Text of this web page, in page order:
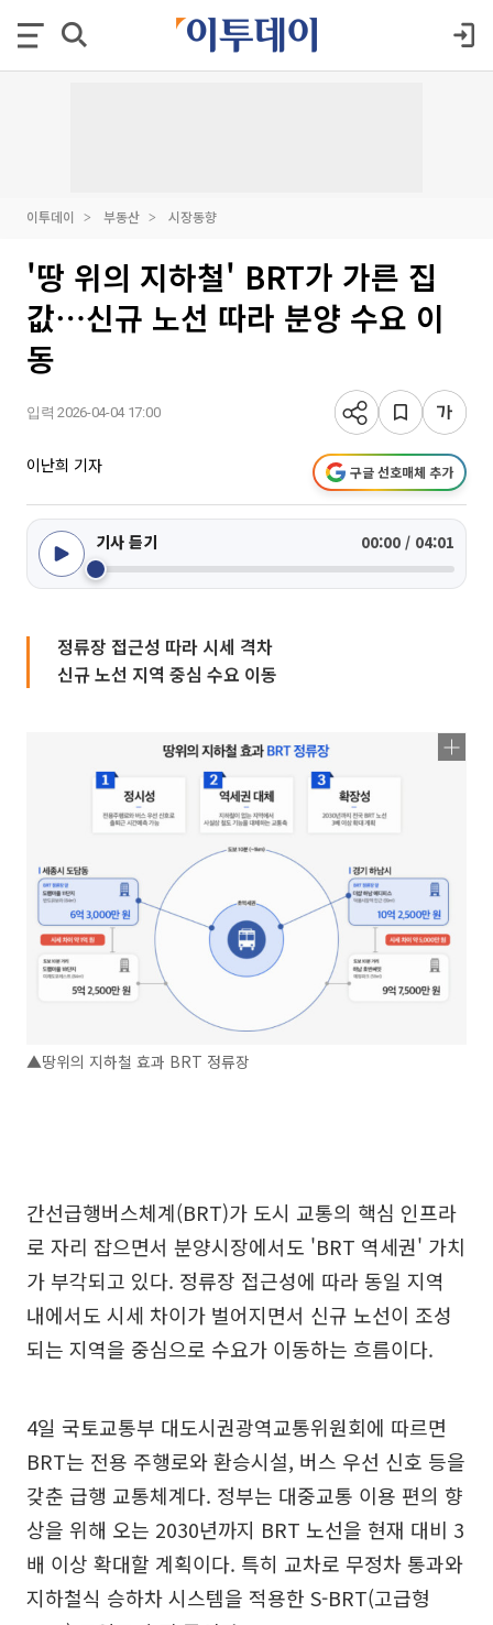
이투데이 부동산 시장동향
'땅 위의 지하철' BRT가 가른 집
값⋯신규 노선 따라 분양 수요 이
동
입력 2026-04-04 17:00
이난희 기자 구글 선호매체 추가
기사 듣기 00:00 / 04:01
정류장 접근성 따라 시세 격차
신규 노선 지역 중심 수요 이동
▲땅위의 지하철 효과 BRT 정류장
간선급행버스체계(BRT)가 도시 교통의 핵심 인프라
로 자리 잡으면서 분양시장에서도 'BRT 역세권' 가치
가 부각되고 있다. 정류장 접근성에 따라 동일 지역
내에서도 시세 차이가 벌어지면서 신규 노선이 조성
되는 지역을 중심으로 수요가 이동하는 흐름이다.
4일 국토교통부 대도시권광역교통위원회에 따르면
BRT는 전용 주행로와 환승시설, 버스 우선 신호 등을
갖춘 급행 교통체계다. 정부는 대중교통 이용 편의 향
상을 위해 오는 2030년까지 BRT 노선을 현재 대비 3
배 이상 확대할 계획이다. 특히 교차로 무정차 통과와
지하철식 승하차 시스템을 적용한 S-BRT(고급형